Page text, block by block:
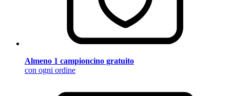
Almeno 1 campioncino gratuito
con ogni ordine